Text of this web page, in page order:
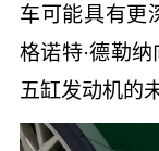
车可能具有更
格诺特·德勒
五缸发动机的